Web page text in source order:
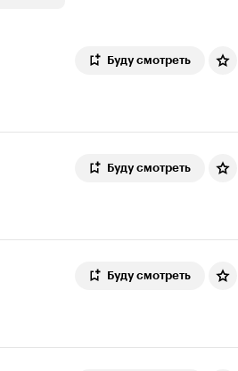
Буду смотреть
Буду смотреть
Буду смотреть